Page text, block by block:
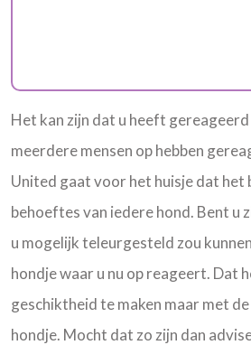
Het kan zijn dat u heeft
meerdere mensen op hebben gereageerd.
United gaat voor het huisje dat het
behoeftes van iedere hond. Bent u zich ervan bewust dat
u mogelijk teleurgesteld zou
hondje waar u nu op reageert. Dat heeft niets met uw
geschiktheid te maken maar met
hondje. Mocht dat zo zijn dan